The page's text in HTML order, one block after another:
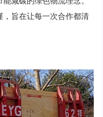
旨在让每一次合作都清